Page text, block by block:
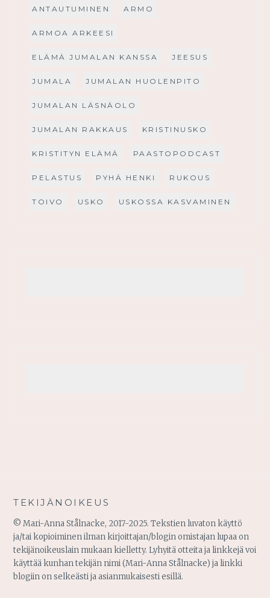
ANTAUTUMINEN ARMO
ARMOA ARKEESI
ELÄMÄ JUMALAN KANSSA JEESUS
JUMALA JUMALAN HUOLENPITO
JUMALAN LÄSNÄOLO
JUMALAN RAKKAUS KRISTINUSKO
KRISTITYN ELÄMÄ PAASTOPODCAST
PELASTUS PYHÄ HENKI RUKOUS
TOIVO USKO USKOSSA KASVAMINEN
TEKIJÄNOIKEUS
© Mari-Anna Stålnacke, 2017-2025. Tekstien luvaton käyttö
ja/tai kopioiminen ilman kirjoittajan/blogin omistajan lupaa on
tekijänoikeuslain mukaan kielletty. Lyhyitä otteita ja linkkejä voi
käyttää kunhan tekijän nimi (Mari-Anna Stålnacke) ja linkki
blogiin on selkeästi ja asianmukaisesti esillä.